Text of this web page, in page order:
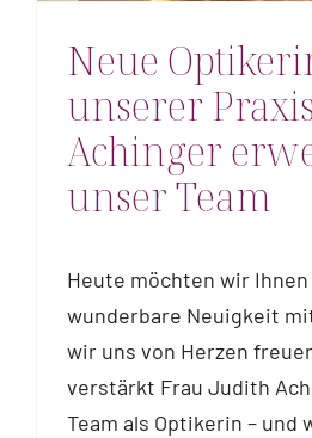
Neue
unserer
Achinger
unser Team
Heute möchten wir
wunderbare Neuigkeit
wir uns von Herzen
verstärkt Frau Judith
Team als Optikerin – und